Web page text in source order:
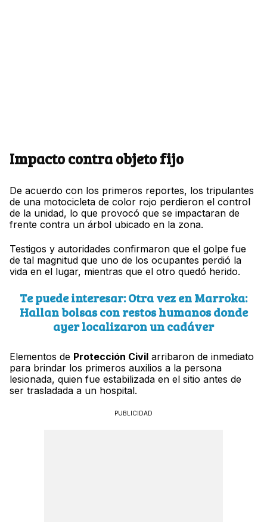
Impacto contra objeto fijo
De acuerdo con los primeros reportes, los tripulantes
de una motocicleta de color rojo perdieron el control
de la unidad, lo que provocó que se impactaran de
frente contra un árbol ubicado en la zona.
Testigos y autoridades confirmaron que el golpe fue
de tal magnitud que uno de los ocupantes perdió la
vida en el lugar, mientras que el otro quedó herido.
Te puede interesar: Otra vez en Marroka:
Hallan bolsas con restos humanos donde
ayer localizaron un cadáver
Elementos de Protección Civil arribaron de inmediato
para brindar los primeros auxilios a la persona
lesionada, quien fue estabilizada en el sitio antes de
ser trasladada a un hospital.
PUBLICIDAD